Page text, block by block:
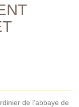
de l’abbaye de